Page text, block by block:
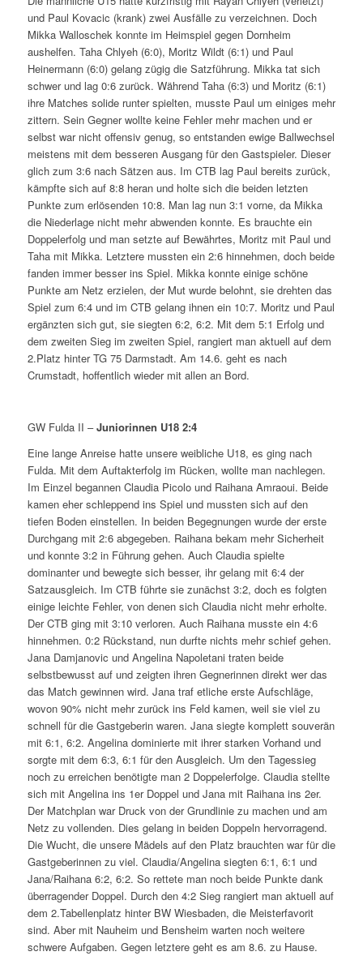
und Paul Kovacic (krank) zwei Ausfälle zu verzeichnen. Doch
Mikka Walloschek konnte im Heimspiel gegen Dornheim
aushelfen. Taha Chlyeh (6:0), Moritz Wildt (6:1) und Paul
Heinermann (6:0) gelang zügig die Satzführung. Mikka tat sich
schwer und lag 0:6 zurück. Während Taha (6:3) und Moritz (6:1)
ihre Matches solide runter spielten, musste Paul um einiges mehr
zittern. Sein Gegner wollte keine Fehler mehr machen und er
selbst war nicht offensiv genug, so entstanden ewige Ballwechsel
meistens mit dem besseren Ausgang für den Gastspieler. Dieser
glich zum 3:6 nach Sätzen aus. Im CTB lag Paul bereits zurück,
kämpfte sich auf 8:8 heran und holte sich die beiden letzten
Punkte zum erlösenden 10:8. Man lag nun 3:1 vorne, da Mikka
die Niederlage nicht mehr abwenden konnte. Es brauchte ein
Doppelerfolg und man setzte auf Bewährtes, Moritz mit Paul und
Taha mit Mikka. Letztere mussten ein 2:6 hinnehmen, doch beide
fanden immer besser ins Spiel. Mikka konnte einige schöne
Punkte am Netz erzielen, der Mut wurde belohnt, sie drehten das
Spiel zum 6:4 und im CTB gelang ihnen ein 10:7. Moritz und Paul
ergänzten sich gut, sie siegten 6:2, 6:2. Mit dem 5:1 Erfolg und
dem zweiten Sieg im zweiten Spiel, rangiert man aktuell auf dem
2.Platz hinter TG 75 Darmstadt. Am 14.6. geht es nach
Crumstadt, hoffentlich wieder mit allen an Bord.
GW Fulda II –Juniorinnen U18 2:4
Eine lange Anreise hatte unsere weibliche U18, es ging nach
Fulda. Mit dem Auftakterfolg im Rücken, wollte man nachlegen.
Im Einzel begannen Claudia Picolo und Raihana Amraoui. Beide
kamen eher schleppend ins Spiel und mussten sich auf den
tiefen Boden einstellen. In beiden Begegnungen wurde der erste
Durchgang mit 2:6 abgegeben. Raihana bekam mehr Sicherheit
und konnte 3:2 in Führung gehen. Auch Claudia spielte
dominanter und bewegte sich besser, ihr gelang mit 6:4 der
Satzausgleich. Im CTB führte sie zunächst 3:2, doch es folgten
einige leichte Fehler, von denen sich Claudia nicht mehr erholte.
Der CTB ging mit 3:10 verloren. Auch Raihana musste ein 4:6
hinnehmen. 0:2 Rückstand, nun durfte nichts mehr schief gehen.
Jana Damjanovic und Angelina Napoletani traten beide
selbstbewusst auf und zeigten ihren Gegnerinnen direkt wer das
das Match gewinnen wird. Jana traf etliche erste Aufschläge,
wovon 90% nicht mehr zurück ins Feld kamen, weil sie viel zu
schnell für die Gastgeberin waren. Jana siegte komplett souverän
mit 6:1, 6:2. Angelina dominierte mit ihrer starken Vorhand und
sorgte mit dem 6:3, 6:1 für den Ausgleich. Um den Tagessieg
noch zu erreichen benötigte man 2 Doppelerfolge. Claudia stellte
sich mit Angelina ins 1er Doppel und Jana mit Raihana ins 2er.
Der Matchplan war Druck von der Grundlinie zu machen und am
Netz zu vollenden. Dies gelang in beiden Doppeln hervorragend.
Die Wucht, die unsere Mädels auf den Platz brauchten war für die
Gastgeberinnen zu viel. Claudia/Angelina siegten 6:1, 6:1 und
Jana/Raihana 6:2, 6:2. So rettete man noch beide Punkte dank
überragender Doppel. Durch den 4:2 Sieg rangiert man aktuell auf
dem 2.Tabellenplatz hinter BW Wiesbaden, die Meisterfavorit
sind. Aber mit Nauheim und Bensheim warten noch weitere
schwere Aufgaben. Gegen letztere geht es am 8.6. zu Hause.